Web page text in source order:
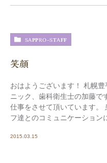
SAPPRO-STAFF
笑顔
おはようございます！ 札幌
ニック、歯科衛生士の加藤で
仕事をさせて頂いています。
フ達とのコミュニケーショ
2015.03.15